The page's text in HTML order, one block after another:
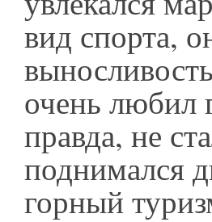
вид спорта,
очень любил
правда, не
поднимался
горный